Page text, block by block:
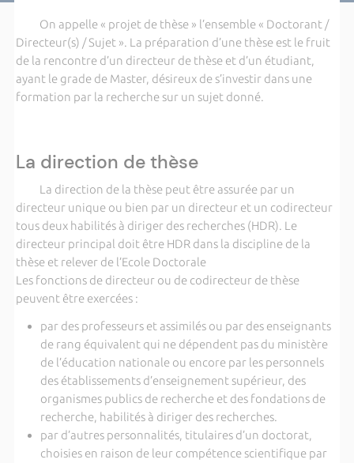
On appelle « projet de thèse » l’ensemble « Doctorant /
Directeur(s) / Sujet ». La préparation d’une thèse est le fruit
de la rencontre d’un directeur de thèse et d’un étudiant,
ayant le grade de Master, désireux de s’investir dans une
formation par la recherche sur un sujet donné.
La direction de thèse
La direction de la thèse peut être assurée par un
directeur unique ou bien par un directeur et un codirecteur
tous deux habilités à diriger des recherches (HDR). Le
directeur principal doit être HDR dans la discipline de la
thèse et relever de l’Ecole Doctorale
Les fonctions de directeur ou de codirecteur de thèse
peuvent être exercées :
par des professeurs et assimilés ou par des enseignants
de rang équivalent qui ne dépendent pas du ministère
de l’éducation nationale ou encore par les personnels
des établissements d’enseignement supérieur, des
organismes publics de recherche et des fondations de
recherche, habilités à diriger des recherches.
par d’autres personnalités, titulaires d’un doctorat,
choisies en raison de leur compétence scientifique par